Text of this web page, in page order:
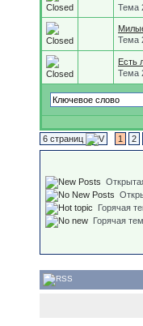
Тема
Тема
Есть
Тема
6 страниц 1 2
Горячая
Горячая